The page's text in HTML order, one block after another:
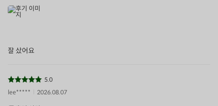
잘 샀어요
5.0
lee*****
2026.08.07